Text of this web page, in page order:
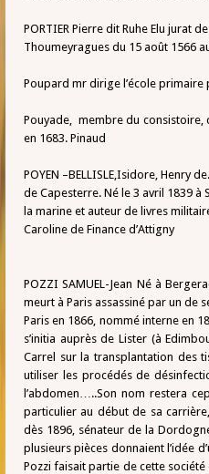
PORTIER Pierre dit Ruhe Elu jurat
Thoumeyragues du 15 août 1566
Poupard mr dirige l’école primaire
Pouyade, membre du
en 1683. Pinaud
POYEN –BELLISLE,Isidore, Henry
de Capesterre. Né le 3 avril 1839 à
la marine et auteur de livres
Caroline de Finance d’Attigny
POZZI SAMUEL-Jean Né à
meurt à Paris assassiné par un de
Paris en 1866, nommé interne en
s’initia auprès de Lister (à
Carrel sur la transplantation des
utiliser les procédés de
l’abdomen…..Son nom restera
particulier au début de sa
dès 1896, sénateur de la
plusieurs pièces donnaient l’idée
Pozzi faisait partie de cette